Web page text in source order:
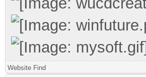
Website Find